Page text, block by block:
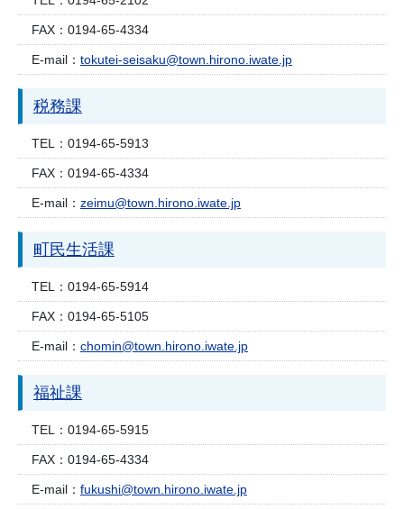
FAX： 0194-65-4334
E-mail： tokutei-seisaku@town.hirono.iwate.jp
税務課
TEL： 0194-65-5913
FAX： 0194-65-4334
E-mail： zeimu@town.hirono.iwate.jp
町民生活課
TEL： 0194-65-5914
FAX： 0194-65-5105
E-mail： chomin@town.hirono.iwate.jp
福祉課
TEL： 0194-65-5915
FAX： 0194-65-4334
E-mail： fukushi@town.hirono.iwate.jp